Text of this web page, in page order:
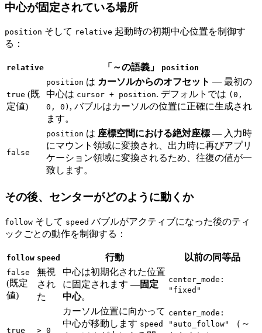
中心が固定されている場所
position そして relative 起動時の初期中心位置を制御す
る：
relative 「～の語義」 position
true (既
定値)
position は カーソルからのオフセット — 最初の
中心は cursor + position. デフォルトでは (0,
0, 0) , バブルはカーソルの位置に正確に生成され
ます。
false
position は 座標空間における絶対座標 — 入力時
にマウント領域に変換され、出力時に再びアプリ
ケーション領域に変換されるため、往復の値が一
致します。
その後、センターがどのように動くか
follow そして speed バブルがアクティブになった後のティ
ックごとの動作を制御する：
follow speed 行動 以前の同等品
false
(既定
値)
無視
され
た
中心は初期化された位置
に固定されます —固定
中心。
center_mode:
"fixed"
true > 0
カーソル位置に向かって
中心が移動します speed
center_mode:
"auto_follow"
（～